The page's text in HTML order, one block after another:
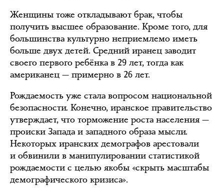
Женщины тоже откладывают брак, чтобы
получить высшее образование. Кроме того, для
большинства культурно неприемлемо иметь
больше двух детей. Средний иранец заводит
своего первого ребёнка в 29 лет, тогда как
американец — примерно в 26 лет.
Рождаемость уже стала вопросом национальной
безопасности. Конечно, иранское правительство
утверждает, что торможение роста населения —
происки Запада и западного образа мысли.
Некоторых иранских демографов арестовали
и обвинили в манипулировании статистикой
рождаемости с целью якобы «скрыть масштабы
демографического кризиса».